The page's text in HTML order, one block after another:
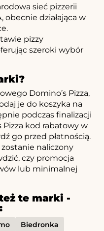
sieć pizzerii
obecnie działająca w
pizzy
szeroki wybór
Domino’s Pizza,
je do koszyka na
podczas finalizacji
Pizza kod rabatowy w
go przed płatnością.
naliczony
czy promocja
lub minimalnej
te marki -
Biedronka